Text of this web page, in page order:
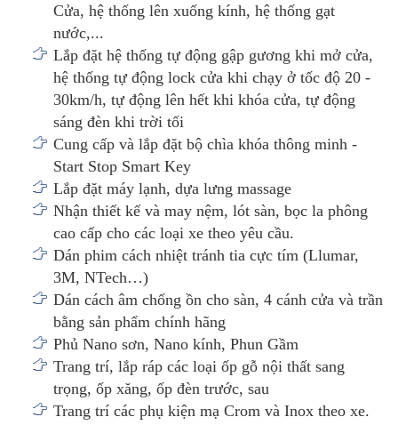
Cửa, hệ thống lên xuống kính, hệ thống gạt
nước,...
Lắp đặt hệ thống tự động gập gương khi mở cửa,
hệ thống tự động lock cửa khi chạy ở tốc độ 20 -
30km/h, tự động lên hết khi khóa cửa, tự động
sáng đèn khi trời tối
Cung cấp và lắp đặt bộ chìa khóa thông minh -
Start Stop Smart Key
Lắp đặt máy lạnh, dựa lưng massage
Nhận thiết kế và may nệm, lót sàn, bọc la phông
cao cấp cho các loại xe theo yêu cầu.
Dán phim cách nhiệt tránh tia cực tím (Llumar,
3M, NTech…)
Dán cách âm chống ồn cho sàn, 4 cánh cửa và trần
bằng sản phẩm chính hãng
Phủ Nano sơn, Nano kính, Phun Gầm
Trang trí, lắp ráp các loại ốp gỗ nội thất sang
trọng, ốp xăng, ốp đèn trước, sau
Trang trí các phụ kiện mạ Crom và Inox theo xe.